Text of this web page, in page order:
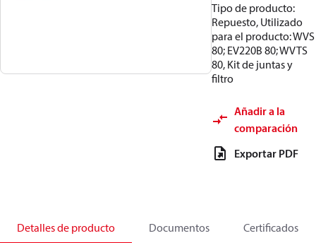
Tipo de producto:
Repuesto, Utilizado
para el producto: WVS
80; EV220B 80; WVTS
80, Kit de juntas y
filtro
Añadir a la
comparación
Exportar PDF
Detalles de producto Documentos Certificados